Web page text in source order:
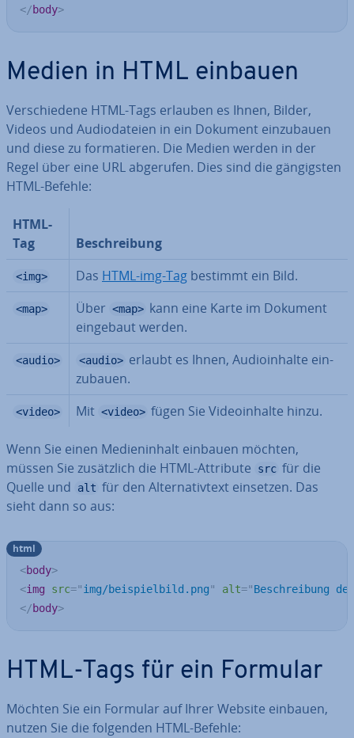
</body>
Medien in HTML einbauen
Ver­schie­de­ne HTML-Tags erlauben es Ihnen, Bilder,
Videos und Au­dio­da­tei­en in ein Dokument ein­zu­bau­en
und diese zu for­ma­tie­ren. Die Medien werden in der
Regel über eine URL abgerufen. Dies sind die gän­gigs­ten
HTML-Befehle:
HTML-
Tag
Be­schrei­bung
<img> Das HTML-img-Tag bestimmt ein Bild.
<map> Über <map> kann eine Karte im Dokument
eingebaut werden.
<audio> <audio> erlaubt es Ihnen, Au­dio­in­hal­te ein­
zu­bau­en.
<video> Mit <video> fügen Sie Vi­deo­in­hal­te hinzu.
Wenn Sie einen Me­di­en­in­halt einbauen möchten,
müssen Sie zu­sätz­lich die HTML-Attribute
src für die
Quelle und
alt für den Al­ter­na­tiv­text einsetzen. Das
sieht dann so aus:
<body>
<img src="img/beispielbild.png" alt="Beschreibung
</body>
html
HTML-Tags für ein Formular
Möchten Sie ein Formular auf Ihrer Website einbauen,
nutzen Sie die folgenden HTML-Befehle: